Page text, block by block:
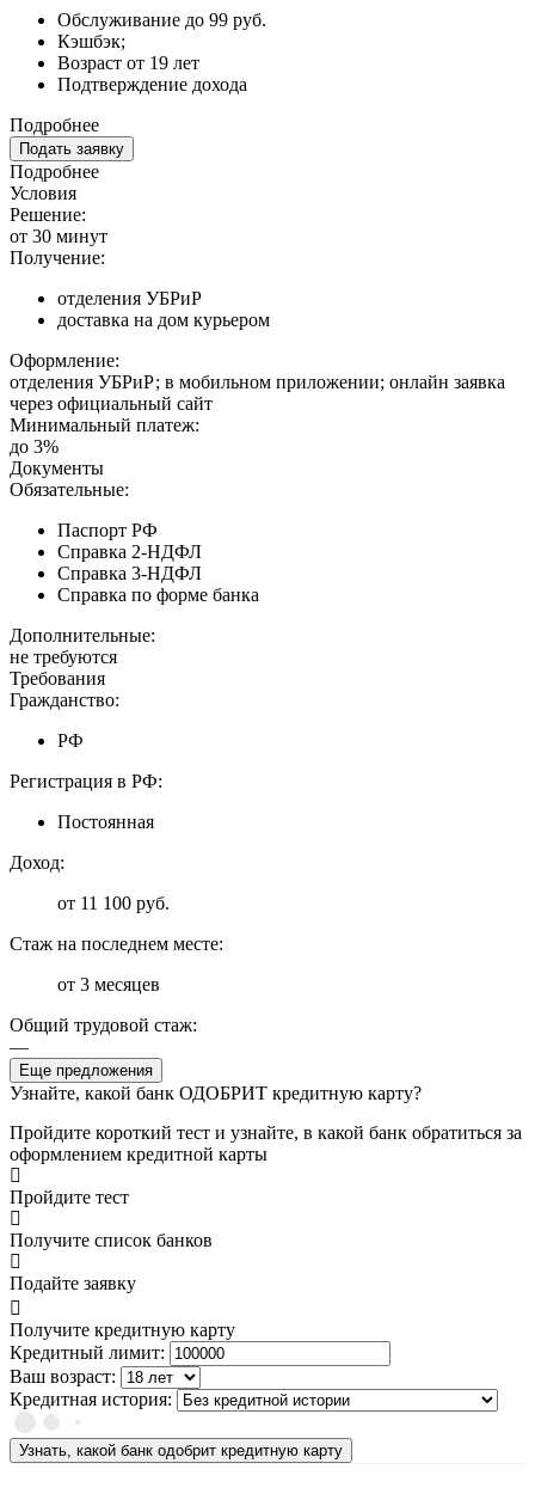
Обслуживание до 99 руб.
Кэшбэк;
Возраст от 19 лет
Подтверждение дохода
Подробнее
Подать заявку
Подробнее
Условия
Решение:
от 30 минут
Получение:
отделения УБРиР
доставка на дом курьером
Оформление:
отделения УБРиР; в мобильном приложении; онлайн заявка
через официальный сайт
Минимальный платеж:
до 3%
Документы
Обязательные:
Паспорт РФ
Справка 2-НДФЛ
Справка 3-НДФЛ
Справка по форме банка
Дополнительные:
не требуются
Требования
Гражданство:
РФ
Регистрация в РФ:
Постоянная
Доход:
от 11 100 руб.
Стаж на последнем месте:
от 3 месяцев
Общий трудовой стаж:
—
Еще предложения
Узнайте, какой банк ОДОБРИТ кредитную карту?
Пройдите короткий тест и узнайте, в какой банк обратиться за
оформлением кредитной карты
Пройдите тест
Получите список банков
Подайте заявку
Получите кредитную карту
Кредитный лимит:
Ваш возраст:
Кредитная история:
Узнать, какой банк одобрит кредитную карту